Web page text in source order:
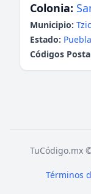
Colonia:
Municipio:
Estado: Puebla
Códigos
TuCódigo.mx
Términos